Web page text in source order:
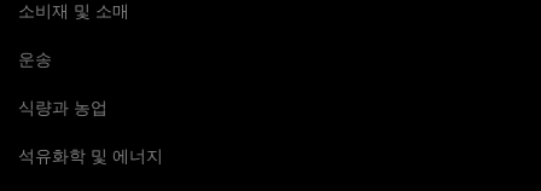
소비재 및 소매
운송
식량과 농업
석유화학 및 에너지